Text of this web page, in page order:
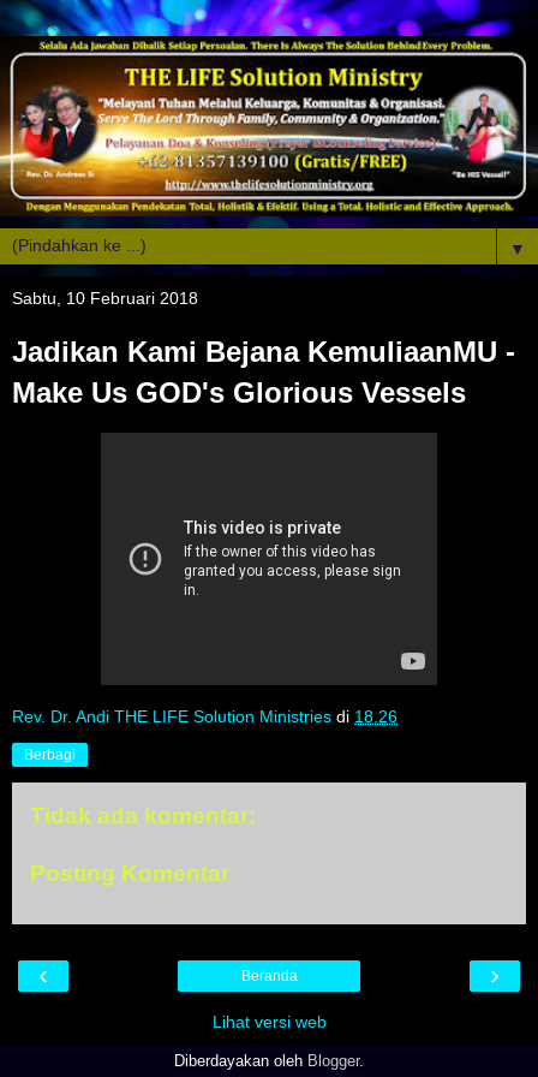
▼
Sabtu, 10 Februari 2018
Jadikan Kami Bejana KemuliaanMU -
Make Us GOD's Glorious Vessels
Rev. Dr. Andi THE LIFE Solution Ministries di 18.26
Berbagi
Tidak ada komentar:
Posting Komentar
‹ ›
Beranda
Lihat versi web
Diberdayakan oleh Blogger.